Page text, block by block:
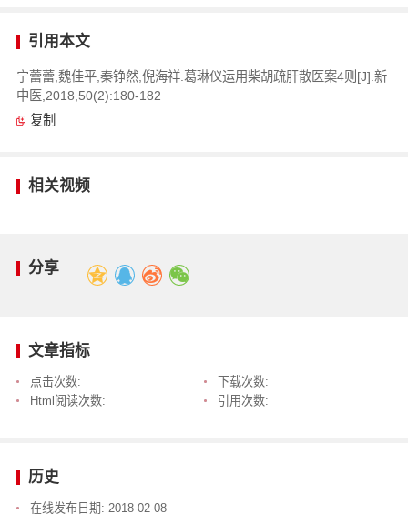
引用本文
宁蕾蕾,魏佳平,秦铮然,倪海祥.葛琳仪运用柴胡疏肝散医案4则[J].新
中医,2018,50(2):180-182
复制
相关视频
分享
文章指标
点击次数:
下载次数:
Html阅读次数:
引用次数:
历史
在线发布日期: 2018-02-08